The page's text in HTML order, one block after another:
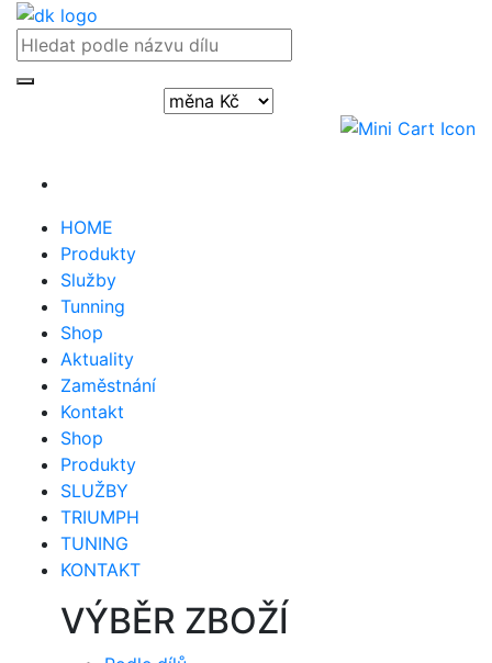
HOME
Produkty
Služby
Tunning
Shop
Aktuality
Zaměstnání
Kontakt
Shop
Produkty
SLUŽBY
TRIUMPH
TUNING
KONTAKT
VÝBĚR ZBOŽÍ